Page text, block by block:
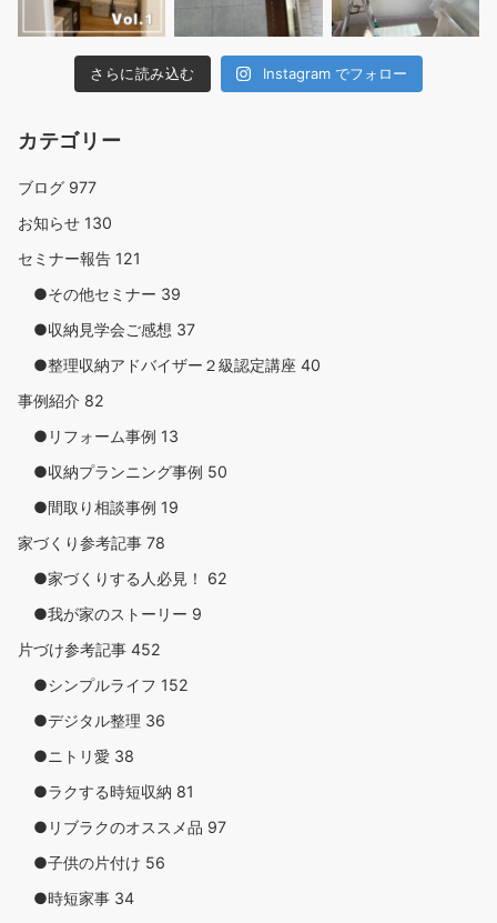
さらに読み込む Instagram でフォロー
カテゴリー
ブログ 977
お知らせ 130
セミナー報告 121
●その他セミナー 39
●収納見学会ご感想 37
●整理収納アドバイザー２級認定講座 40
事例紹介 82
●リフォーム事例 13
●収納プランニング事例 50
●間取り相談事例 19
家づくり参考記事 78
●家づくりする人必見！ 62
●我が家のストーリー 9
片づけ参考記事 452
●シンプルライフ 152
●デジタル整理 36
●ニトリ愛 38
●ラクする時短収納 81
●リブラクのオススメ品 97
●子供の片付け 56
●時短家事 34